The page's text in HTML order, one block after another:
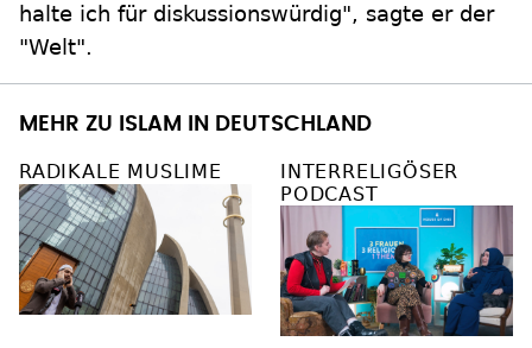
halte ich für diskussionswürdig", sagte er der
"Welt".
MEHR ZU ISLAM IN DEUTSCHLAND
RADIKALE MUSLIME
INTERRELIGÖSER
PODCAST